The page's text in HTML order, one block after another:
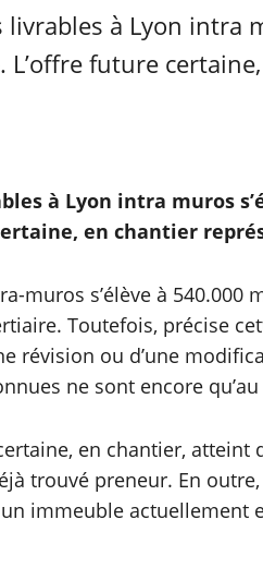
à Lyon intra
L’offre future
à Lyon intra muros
en chantier
muros s’élève à 540.000
Toutefois, précise
révision ou d’une
ne sont encore
en chantier, atteint
trouvé preneur. En outre,
immeuble actuellement